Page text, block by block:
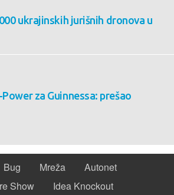
ukrajinskih jurišnih dronova u
za Guinnessa: prešao
Bug Mreža
Autonet
Show
Idea Knockout